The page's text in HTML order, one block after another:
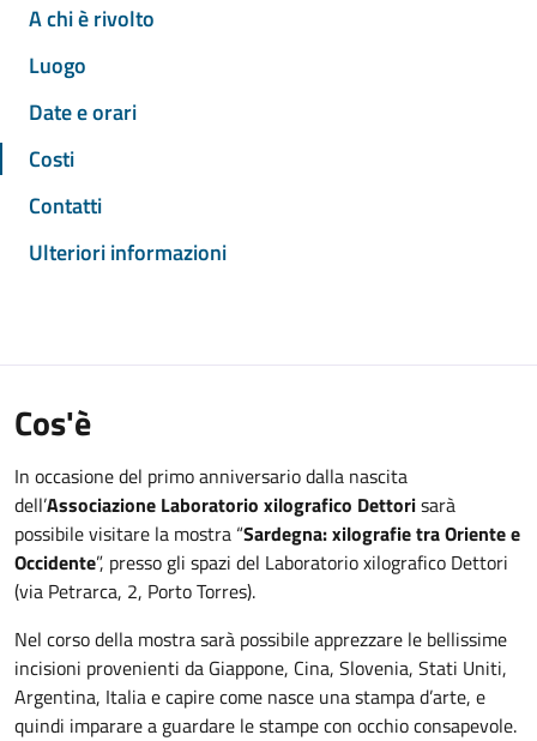
A chi è rivolto
Luogo
Date e orari
Costi
Contatti
Ulteriori informazioni
Cos'è
In occasione del primo anniversario dalla nascita
dell’Associazione Laboratorio xilografico Dettorisarà
possibile visitare la mostra “Sardegna: xilografie tra Oriente e
Occidente”, presso gli spazi del Laboratorio xilografico Dettori
(via Petrarca, 2, Porto Torres).
Nel corso della mostra sarà possibile apprezzare le bellissime
incisioni provenienti da Giappone, Cina, Slovenia, Stati Uniti,
Argentina, Italia e capire come nasce una stampa d’arte, e
quindi imparare a guardare le stampe con occhio consapevole.